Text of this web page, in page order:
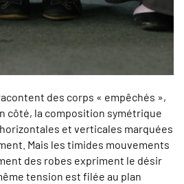
des corps « empêchés »,
côté, la composition symétrique
et verticales marquées
Mais les timides mouvements
des robes expriment le désir
tension est filée au plan